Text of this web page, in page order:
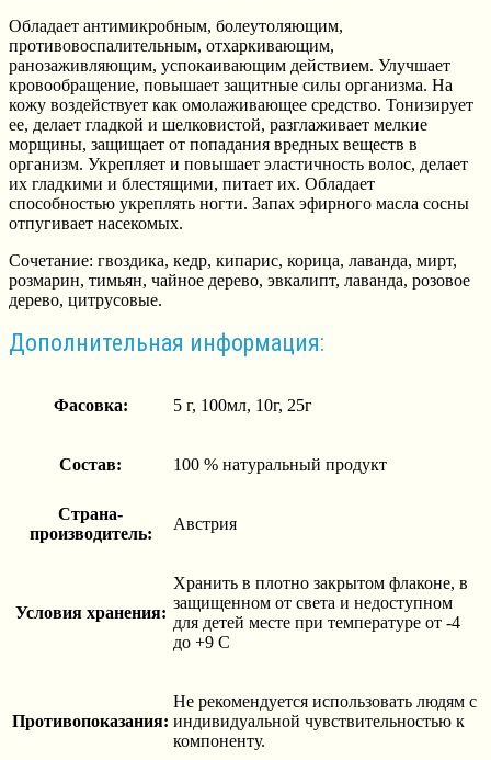
Обладает антимикробным, болеутоляющим,
противовоспалительным, отхаркивающим,
ранозаживляющим, успокаивающим действием. Улучшает
кровообращение, повышает защитные силы организма. На
кожу воздействует как омолаживающее средство. Тонизирует
ее, делает гладкой и шелковистой, разглаживает мелкие
морщины, защищает от попадания вредных веществ в
организм. Укрепляет и повышает эластичность волос, делает
их гладкими и блестящими, питает их. Обладает
способностью укреплять ногти. Запах эфирного масла сосны
отпугивает насекомых.
Сочетание: гвоздика, кедр, кипарис, корица, лаванда, мирт,
розмарин, тимьян, чайное дерево, эвкалипт, лаванда, розовое
дерево, цитрусовые.
Дополнительная информация:
Фасовка: 5 г, 100мл, 10г, 25г
Состав: 100 % натуральный продукт
Страна-
производитель:
Австрия
Условия хранения:
Хранить в плотно закрытом флаконе, в
защищенном от света и недоступном
для детей месте при температуре от -4
до +9 С
Противопоказания:
Не рекомендуется использовать людям с
индивидуальной чувствительностью к
компоненту.